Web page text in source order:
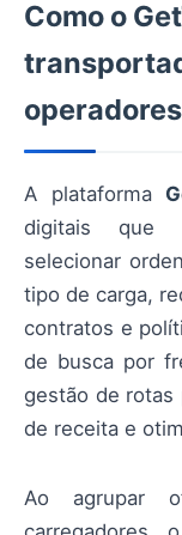
Como o
operadores
A plataforma
digitais que
selecionar
tipo de carga,
contratos e
de busca por
gestão de rotas
de receita e
Ao agrupar